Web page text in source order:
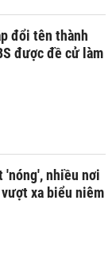
đổi tên thành
được đề cử làm
'nóng', nhiều nơi
xa biểu niêm